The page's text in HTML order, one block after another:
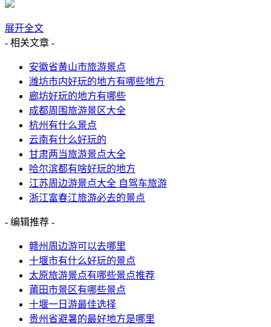
展开全文
- 相关文章 -
安徽省黄山市旅游景点
潍坊市内好玩的地方有哪些地方
廊坊好玩的地方有哪些
成都周围旅游景区大全
杭州有什么景点
云南有什么好玩的
甘肃两当旅游景点大全
哈尔滨都有啥好玩的地方
江苏周边游景点大全 自驾车旅游
浙江富春江旅游必去的景点
- 编辑推荐 -
赣州周边游可以去哪里
十堰市有什么好玩的景点
太原旅游景点有哪些景点推荐
莆田市景区有哪些景点
十堰一日游最佳选择
贵州省避暑的最好地方是哪里